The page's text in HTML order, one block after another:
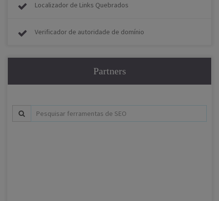
Localizador de Links Quebrados
Verificador de autoridade de domínio
Partners